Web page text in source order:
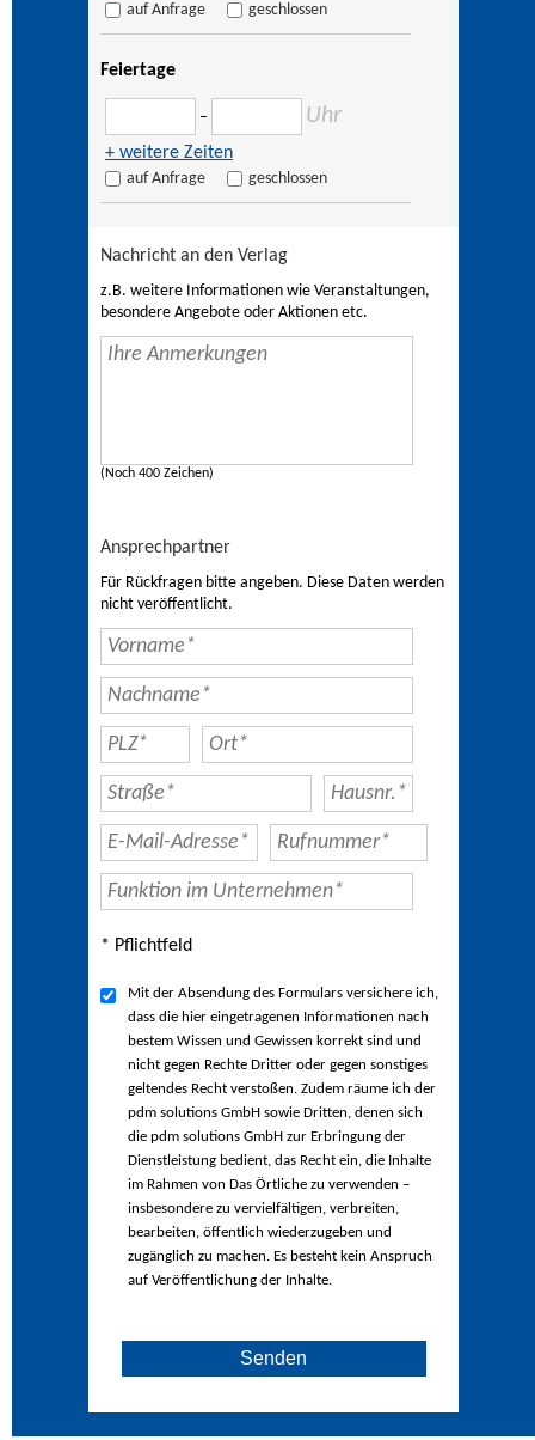
auf Anfrage geschlossen
Feiertage
– Uhr
+ weitere Zeiten
auf Anfrage geschlossen
Nachricht an den Verlag
z.B. weitere Informationen wie Veranstaltungen,
besondere Angebote oder Aktionen etc.
(Noch 400 Zeichen)
Ansprechpartner
Für Rückfragen bitte angeben. Diese Daten werden
nicht veröffentlicht.
* Pflichtfeld
Mit der Absendung des Formulars versichere ich,
dass die hier eingetragenen Informationen nach
bestem Wissen und Gewissen korrekt sind und
nicht gegen Rechte Dritter oder gegen sonstiges
geltendes Recht verstoßen. Zudem räume ich der
pdm solutions GmbH sowie Dritten, denen sich
die pdm solutions GmbH zur Erbringung der
Dienstleistung bedient, das Recht ein, die Inhalte
im Rahmen von Das Örtliche zu verwenden –
insbesondere zu vervielfältigen, verbreiten,
bearbeiten, öffentlich wiederzugeben und
zugänglich zu machen. Es besteht kein Anspruch
auf Veröffentlichung der Inhalte.
Senden